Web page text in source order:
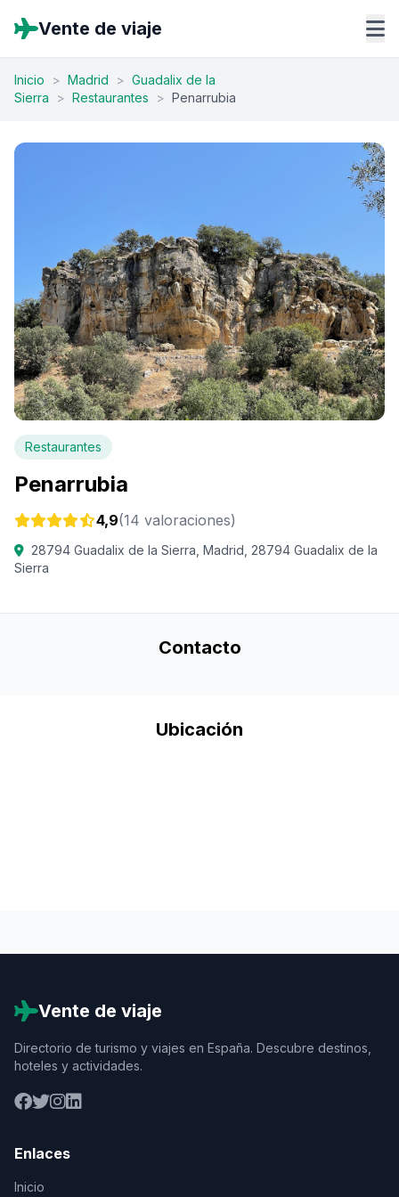
Vente de viaje
Inicio > Madrid > Guadalix de la
Sierra
> Restaurantes > Penarrubia
Restaurantes
Penarrubia
4,9(14 valoraciones)
28794 Guadalix de la Sierra, Madrid, 28794 Guadalix de la
Sierra
Contacto
Ubicación
Vente de viaje
Directorio de turismo y viajes en España. Descubre destinos,
hoteles y actividades.
Enlaces
Inicio